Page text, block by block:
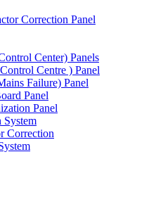
Correction Panel
Center) Panels
Centre ) Panel
Failure) Panel
Panel
Panel
System
Correction